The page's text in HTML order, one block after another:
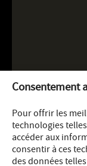
Consentement
Pour offrir les
technologies
accéder aux
consentir à ces
des données